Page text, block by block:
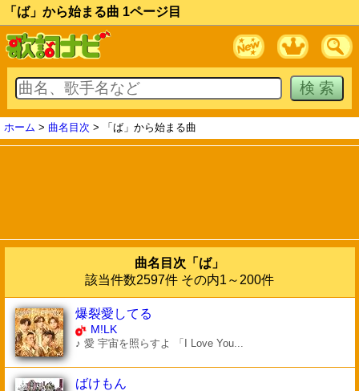
「ば」から始まる曲 1ページ目
ホーム > 曲名目次 > 「ば」から始まる曲
曲名目次「ば」
該当件数2597件 その内1～200件
爆裂愛してる
M!LK
♪ 愛 宇宙を照らすよ 「I Love You...
ばけもん